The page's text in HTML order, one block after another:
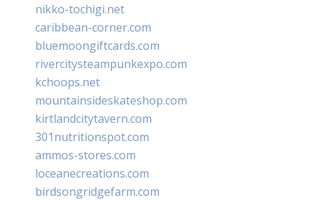
nikko-tochigi.net
caribbean-corner.com
bluemoongiftcards.com
rivercitysteampunkexpo.com
kchoops.net
mountainsideskateshop.com
kirtlandcitytavern.com
301nutritionspot.com
ammos-stores.com
loceanecreations.com
birdsongridgefarm.com